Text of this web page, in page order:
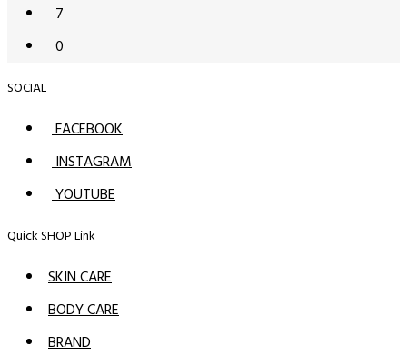
7
0
SOCIAL
FACEBOOK
INSTAGRAM
YOUTUBE
Quick SHOP Link
SKIN CARE
BODY CARE
BRAND